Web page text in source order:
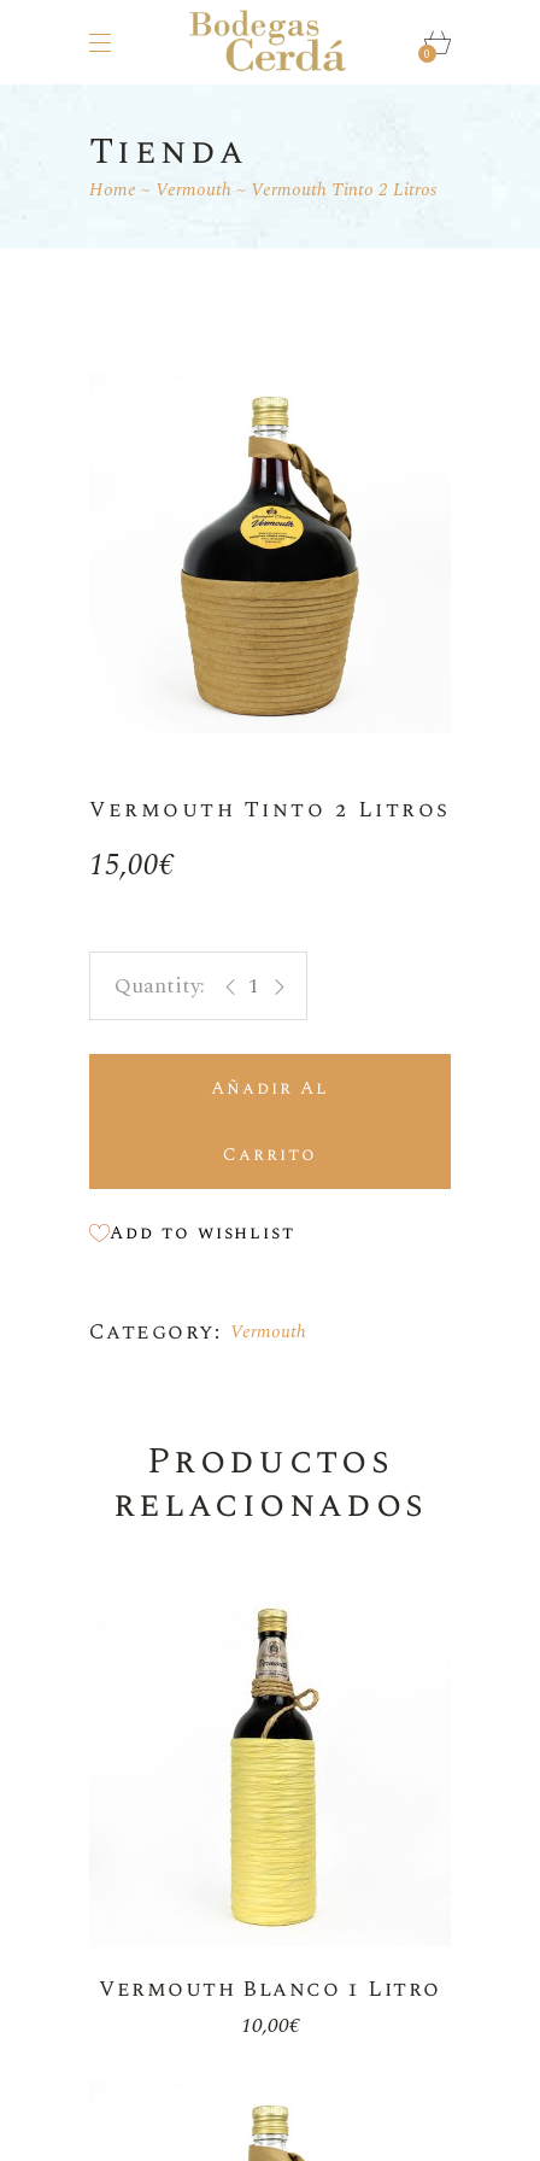
0
Tienda
Home Vermouth Vermouth Tinto 2 Litros
Vermouth Tinto 2 Litros
15,00€
Vermouth Tinto 2 Litros quantity
Añadir Al
Carrito
Add to wishlist
Category: Vermouth
Productos
relacionados
Vermouth Blanco 1 Litro
10,00€